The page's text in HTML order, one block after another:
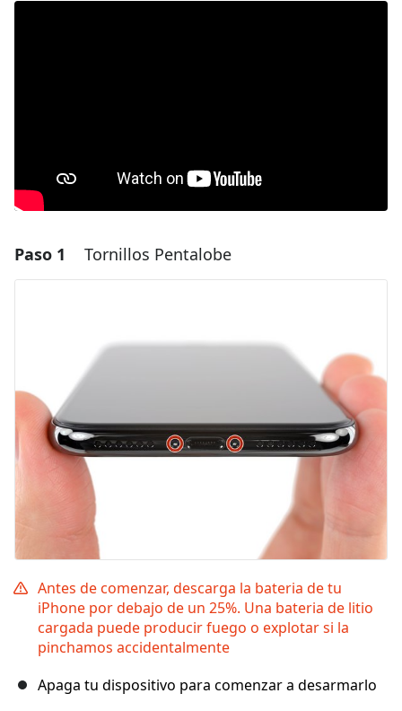
Paso 1 Tornillos Pentalobe
Antes de comenzar, descarga la bateria de tu
iPhone por debajo de un 25%. Una bateria de litio
cargada puede producir fuego o explotar si la
pinchamos accidentalmente
Apaga tu dispositivo para comenzar a desarmarlo